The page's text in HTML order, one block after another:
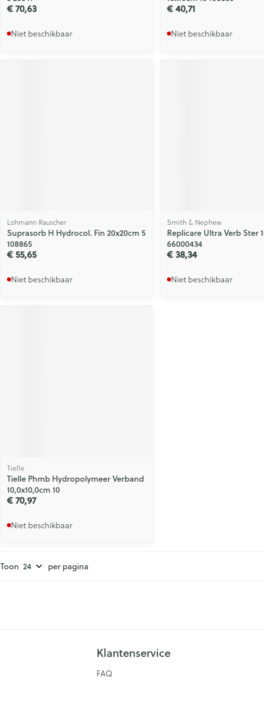
€ 70,63
Niet beschikbaar
€ 40,71
Niet beschikbaar
Lohmann Rauscher
Suprasorb H Hydrocol. Fin 20x20cm 5
108865
€ 55,65
Niet beschikbaar
Smith & Nephew
Replicare Ultra Verb Ster
66000434
€ 38,34
Niet beschikbaar
Tielle
Tielle Phmb Hydropolymeer Verband
10,0x10,0cm 10
€ 70,97
Niet beschikbaar
Toon per pagina
Klantenservice
FAQ